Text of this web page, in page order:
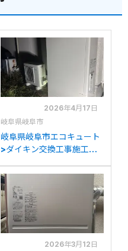
2026年4月17日
岐阜県岐阜市
岐阜県岐阜市エコキュート
>ダイキン交換工事施工事
HPT43WZ5からダイキン
EQA37ZFTVへの交換
2026年3月12日